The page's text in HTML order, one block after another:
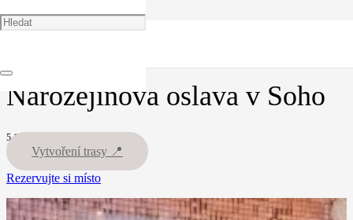
🏠
Narozejinova oslava v Soho
5.10.25
Vytvoření trasy 📍
Rezervujte si místo